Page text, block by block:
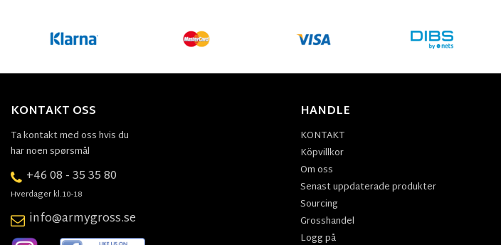
KONTAKT OSS
Ta kontakt med oss hvis du
har noen spørsmål
+46 08 - 35 35 80
Hverdager kl.10-18
info@armygross.se
HANDLE
KONTAKT
Köpvillkor
Om oss
Senast uppdaterade produkter
Sourcing
Grosshandel
Logg på